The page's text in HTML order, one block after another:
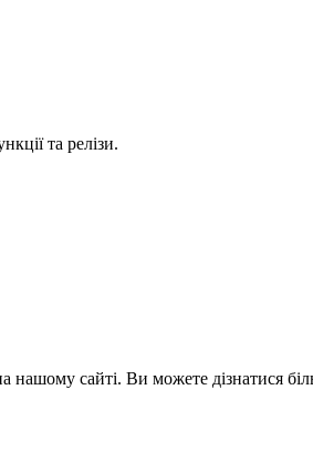
та релізи.
сайті. Ви можете дізнатися